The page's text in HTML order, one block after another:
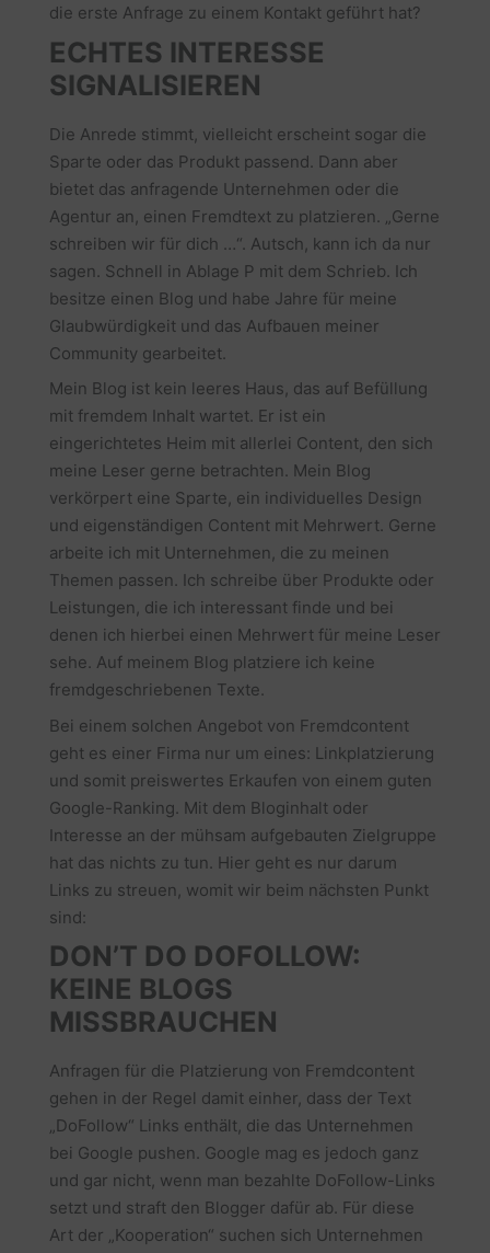
die erste Anfrage zu einem Kontakt geführt hat?
ECHTES INTERESSE
SIGNALISIEREN
Die Anrede stimmt, vielleicht erscheint sogar die
Sparte oder das Produkt passend. Dann aber
bietet das anfragende Unternehmen oder die
Agentur an, einen Fremdtext zu platzieren. „Gerne
schreiben wir für dich …“. Autsch, kann ich da nur
sagen. Schnell in Ablage P mit dem Schrieb. Ich
besitze einen Blog und habe Jahre für meine
Glaubwürdigkeit und das Aufbauen meiner
Community gearbeitet.
Mein Blog ist kein leeres Haus, das auf Befüllung
mit fremdem Inhalt wartet. Er ist ein
eingerichtetes Heim mit allerlei Content, den sich
meine Leser gerne betrachten. Mein Blog
verkörpert eine Sparte, ein individuelles Design
und eigenständigen Content mit Mehrwert. Gerne
arbeite ich mit Unternehmen, die zu meinen
Themen passen. Ich schreibe über Produkte oder
Leistungen, die ich interessant finde und bei
denen ich hierbei einen Mehrwert für meine Leser
sehe. Auf meinem Blog platziere ich keine
fremdgeschriebenen Texte.
Bei einem solchen Angebot von Fremdcontent
geht es einer Firma nur um eines: Linkplatzierung
und somit preiswertes Erkaufen von einem guten
Google-Ranking. Mit dem Bloginhalt oder
Interesse an der mühsam aufgebauten Zielgruppe
hat das nichts zu tun. Hier geht es nur darum
Links zu streuen, womit wir beim nächsten Punkt
sind:
DON’T DO DOFOLLOW:
KEINE BLOGS
MISSBRAUCHEN
Anfragen für die Platzierung von Fremdcontent
gehen in der Regel damit einher, dass der Text
„DoFollow“ Links enthält, die das Unternehmen
bei Google pushen. Google mag es jedoch ganz
und gar nicht, wenn man bezahlte DoFollow-Links
setzt und straft den Blogger dafür ab. Für diese
Art der „Kooperation“ suchen sich Unternehmen